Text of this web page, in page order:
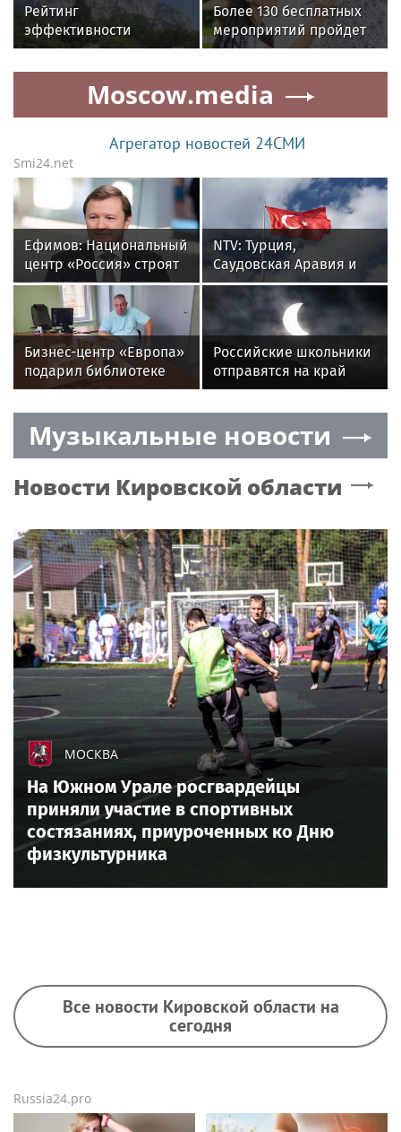
Рейтинг
эффективности
сенаторов Совета
Федерации РФ. Итоги
весенней сессии-2026
Более 130 бесплатных
мероприятий пройдет
в рамках фестиваля
«Время добра. Лето»
Moscow.media
Агрегатор новостей 24СМИ
Smi24.net
Ефимов: Национальный
центр «Россия» строят
с небольшим
опережением графика
NTV: Турция,
Саудовская Аравия и
Пакистан
объединились в
военный альянс
Бизнес-центр «Европа»
подарил библиотеке
Волоколамска
Российские школьники
отправятся на край
Земли, чтобы увидеть
Музыкальные новости
Новости Кировской области
МОСКВА
На Южном Урале росгвардейцы
приняли участие в спортивных
состязаниях, приуроченных ко Дню
физкультурника
Все новости Кировской области на
сегодня
Russia24.pro